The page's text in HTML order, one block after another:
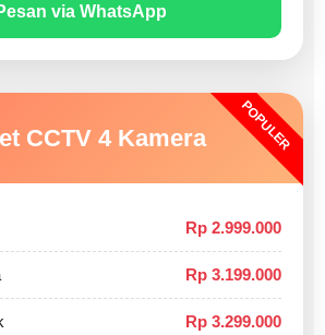
via WhatsApp
POPULER
CCTV 4 Kamera
Rp 2.999.000
Rp 3.199.000
Rp 3.299.000